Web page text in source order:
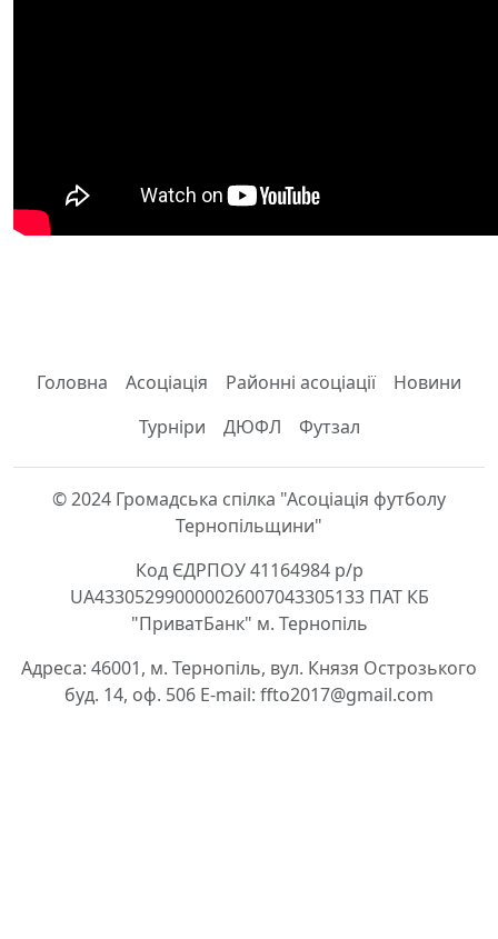
Головна Асоціація Районні асоціації
Новини
Турніри
ДЮФЛ Футзал
© 2024 Громадська спілка "Асоціація футболу
Тернопільщини"
Код ЄДРПОУ 41164984 р/р
UA433052990000026007043305133 ПАТ КБ
"ПриватБанк" м. Тернопіль
Адреса: 46001, м. Тернопіль, вул. Князя Острозького
буд. 14, оф. 506 E-mail: ffto2017@gmail.com